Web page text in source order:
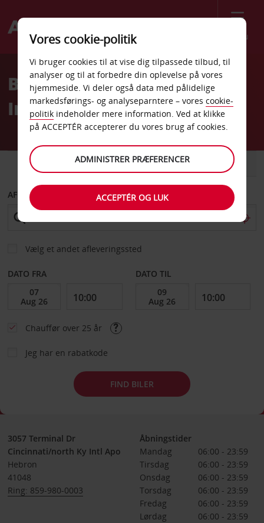
Menu
Welcome
AvisBilleje Erlanger
Internationale Lufthavn
VAREVOGN
AFHENT FRA
Vælg et andet afleveringssted
DATO FRA DATO TIL
Chauffør over 25 år
Jeg har en rabatkode
FIND BILER
3057 Terminal Dr
Cincinnati/north Ky Intl Apo
Hebron
41048
Ring: 859-980-0003
Åbningstider
Mandag
06:00 - 23:59
Tirsdag
06:00 - 23:59
Onsdag
06:00 - 23:59
Torsdag
06:00 - 23:59
Fredag
06:00 - 23:59
Lørdag
06:00 - 23:59
Vores cookie-politik
Vi bruger cookies til at vise dig tilpassede tilbud, til
analyser og til at forbedre din oplevelse på vores
hjemmeside. Vi deler også data med pålidelige
markedsførings- og analyseparntere – vores cookie-
politik indeholder mere information. Ved at klikke
på ACCEPTÉR accepterer du vores brug af cookies.
ADMINISTRER PRÆFERENCER
ACCEPTÉR OG LUK